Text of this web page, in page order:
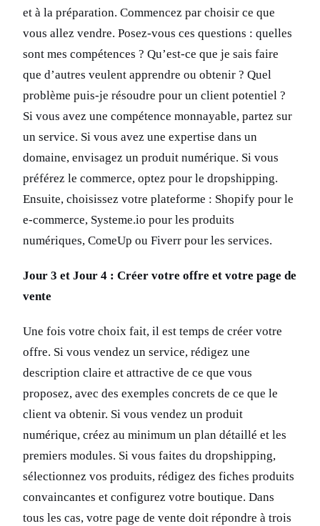
et à la préparation. Commencez par choisir ce que
vous allez vendre. Posez-vous ces questions : quelles
sont mes compétences ? Qu’est-ce que je sais faire
que d’autres veulent apprendre ou obtenir ? Quel
problème puis-je résoudre pour un client potentiel ?
Si vous avez une compétence monnayable, partez sur
un service. Si vous avez une expertise dans un
domaine, envisagez un produit numérique. Si vous
préférez le commerce, optez pour le dropshipping.
Ensuite, choisissez votre plateforme : Shopify pour le
e-commerce, Systeme.io pour les produits
numériques, ComeUp ou Fiverr pour les services.
Jour 3 et Jour 4 : Créer votre offre et votre page de
vente
Une fois votre choix fait, il est temps de créer votre
offre. Si vous vendez un service, rédigez une
description claire et attractive de ce que vous
proposez, avec des exemples concrets de ce que le
client va obtenir. Si vous vendez un produit
numérique, créez au minimum un plan détaillé et les
premiers modules. Si vous faites du dropshipping,
sélectionnez vos produits, rédigez des fiches produits
convaincantes et configurez votre boutique. Dans
tous les cas, votre page de vente doit répondre à trois